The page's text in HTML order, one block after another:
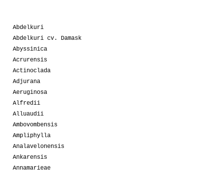
Abdelkuri
Abdelkuri cv. Damask
Abyssinica
Acrurensis
Actinoclada
Adjurana
Aeruginosa
Alfredii
Alluaudii
Ambovombensis
Ampliphylla
Analavelonensis
Ankarensis
Annamarieae